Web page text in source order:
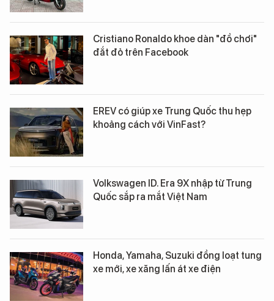
Cristiano Ronaldo khoe dàn "đồ chơi"
đắt đỏ trên Facebook
EREV có giúp xe Trung Quốc thu hẹp
khoảng cách với VinFast?
Volkswagen ID. Era 9X nhập từ Trung
Quốc sắp ra mắt Việt Nam
Honda, Yamaha, Suzuki đồng loạt tung
xe mới, xe xăng lấn át xe điện